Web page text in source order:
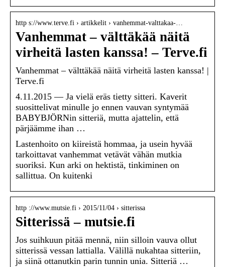
http s://www.terve.fi › artikkelit › vanhemmat-valttakaa-…
Vanhemmat – välttäkää näitä
virheitä lasten kanssa! – Terve.fi
Vanhemmat – välttäkää näitä virheitä lasten kanssa! |
Terve.fi
4.11.2015 — Ja vielä eräs tietty sitteri. Kaverit
suosittelivat minulle jo ennen vauvan syntymää
BABYBJÖRNin sitteriä, mutta ajattelin, että
pärjäämme ihan …
Lastenhoito on kiireistä hommaa, ja usein hyvää
tarkoittavat vanhemmat vetävät vähän mutkia
suoriksi. Kun arki on hektistä, tinkiminen on
sallittua. On kuitenki
http ://www.mutsie.fi › 2015/11/04 › sitterissa
Sitterissä – mutsie.fi
Jos suihkuun pitää mennä, niin silloin vauva ollut
sitterissä vessan lattialla. Välillä nukahtaa sitteriin,
ja siinä ottanutkin parin tunnin unia. Sitteriä …